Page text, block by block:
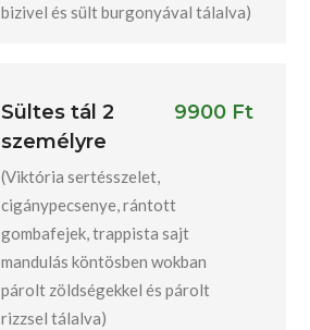
bizivel és sült burgonyával tálalva)
Sültes tál 2
személyre
9900 Ft
(Viktória sertésszelet,
cigánypecsenye, rántott
gombafejek, trappista sajt
mandulás köntösben wokban
párolt zöldségekkel és párolt
rizzsel tálalva)